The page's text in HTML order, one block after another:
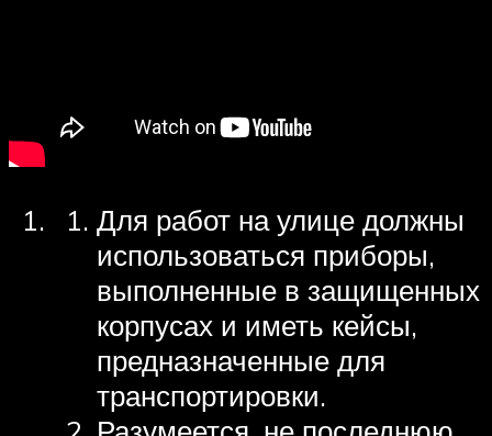
Для работ на улице должны
использоваться приборы,
выполненные в защищенных
корпусах и иметь кейсы,
предназначенные для
транспортировки.